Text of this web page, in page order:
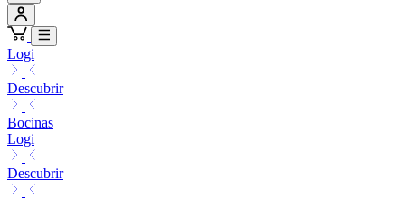
Logi
Descubrir
Bocinas
Logi
Descubrir